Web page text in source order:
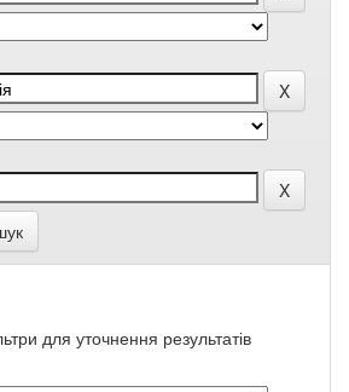
для уточнення результатів